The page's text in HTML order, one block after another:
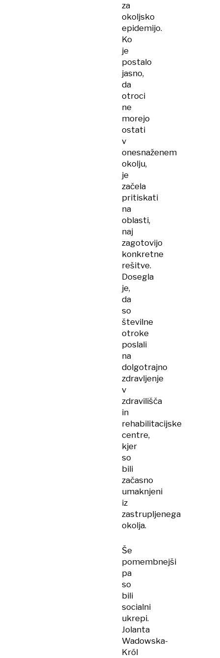
za
okoljsko
epidemijo.
Ko
je
postalo
jasno,
da
otroci
ne
morejo
ostati
v
onesnaženem
okolju,
je
začela
pritiskati
na
oblasti,
naj
zagotovijo
konkretne
rešitve.
Dosegla
je,
da
so
številne
otroke
poslali
na
dolgotrajno
zdravljenje
v
zdravilišča
in
rehabilitacijske
centre,
kjer
so
bili
začasno
umaknjeni
iz
zastrupljenega
okolja.
Še
pomembnejši
pa
so
bili
socialni
ukrepi.
Jolanta
Wadowska-
Król